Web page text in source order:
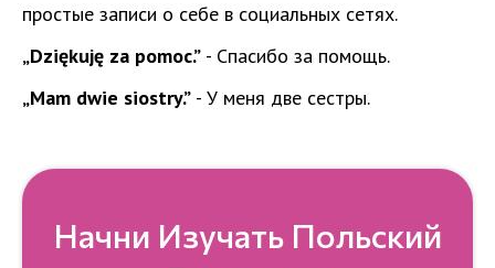
простые записи о себе в социальных сетях.
„Dziękuję za pomoc.” - Спасибо за помощь.
„Mam dwie siostry.” - У меня две сестры.
Начни Изучать Польский